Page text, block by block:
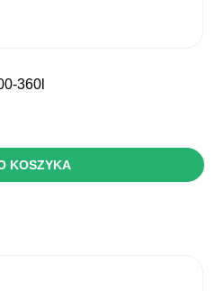
360l
KOSZYKA